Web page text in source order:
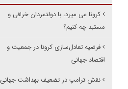
کرونا می میرد، با دولتمردان خرافی و
مستبد چه کنیم؟
فرضیه تعادل‌سازی کرونا در جمعیت و
اقتصاد جهانی
نقش ترامپ در تضعیف بهداشت جهانی